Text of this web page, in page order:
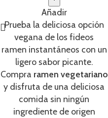
Añadir
Prueba la deliciosa opción
vegana de los fideos
ramen instantáneos con un
ligero sabor picante.
Compra ramen vegetariano
y disfruta de una deliciosa
comida sin ningún
ingrediente de origen